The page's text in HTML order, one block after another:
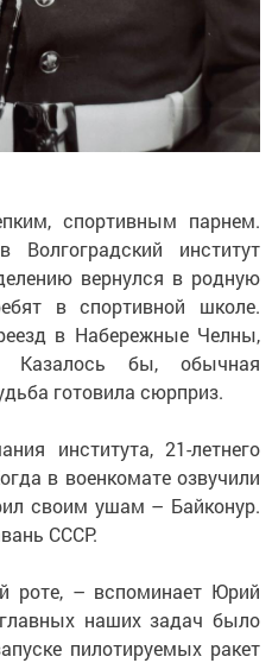
спортивным парнем.
институт
вернулся в родную
в спортивной школе.
в Набережные Челны,
Казалось бы, обычная
готовила сюрприз.
института, 21-летнего
в военкомате озвучили
своим ушам – Байконур.
СССР.
роте, – вспоминает Юрий
наших задач было
пилотируемых ракет